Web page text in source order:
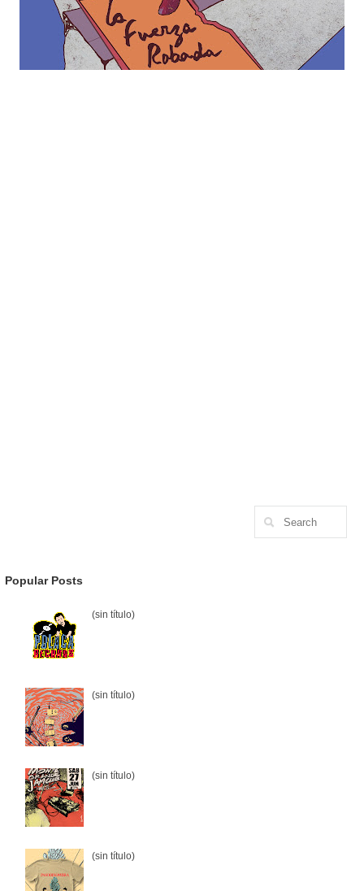
Popular Posts
(sin título)
(sin título)
(sin título)
(sin título)